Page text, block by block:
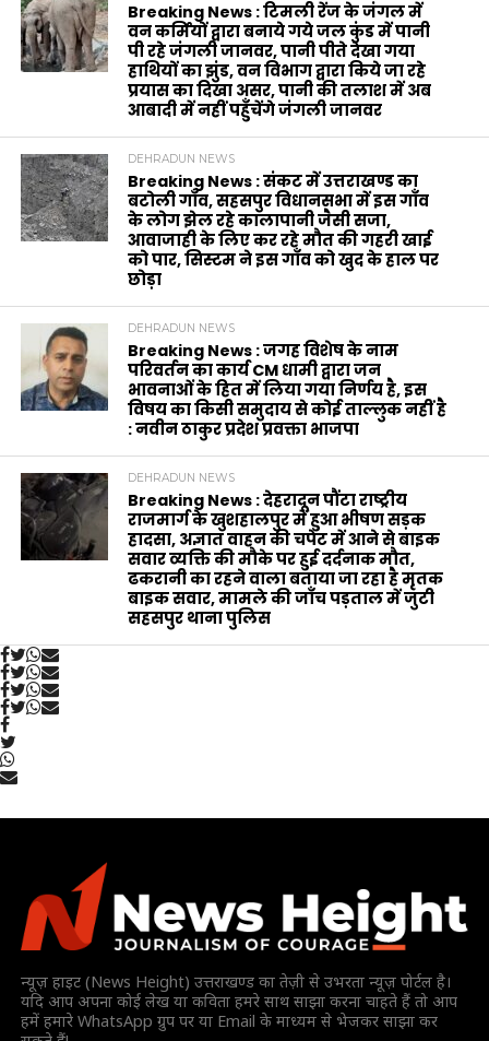
Breaking News : टिमली रेंज के जंगल में
वन कर्मियों द्वारा बनाये गये जल कुंड में पानी
पी रहे जंगली जानवर, पानी पीते देखा गया
हाथियों का झुंड, वन विभाग द्वारा किये जा रहे
प्रयास का दिखा असर, पानी की तलाश में अब
आबादी में नहीं पहुँचेंगे जंगली जानवर
DEHRADUN NEWS
Breaking News : संकट में उत्तराखण्ड का
बटोली गाँव, सहसपुर विधानसभा में इस गाँव
के लोग झेल रहे कालापानी जैसी सजा,
आवाजाही के लिए कर रहे मौत की गहरी खाई
को पार, सिस्टम ने इस गाँव को खुद के हाल पर
छोड़ा
DEHRADUN NEWS
Breaking News : जगह विशेष के नाम
परिवर्तन का कार्य CM धामी द्वारा जन
भावनाओं के हित में लिया गया निर्णय है, इस
विषय का किसी समुदाय से कोई ताल्लुक नहीं है
: नवीन ठाकुर प्रदेश प्रवक्ता भाजपा
DEHRADUN NEWS
Breaking News : देहरादून पौंटा राष्ट्रीय
राजमार्ग के खुशहालपुर में हुआ भीषण सड़क
हादसा, अज्ञात वाहन की चपेट में आने से बाइक
सवार व्यक्ति की मौके पर हुई दर्दनाक मौत,
ढकरानी का रहने वाला बताया जा रहा है मृतक
बाइक सवार, मामले की जाँच पड़ताल में जुटी
सहसपुर थाना पुलिस
न्यूज़ हाइट (News Height) उत्तराखण्ड का तेज़ी से उभरता न्यूज़ पोर्टल है।
यदि आप अपना कोई लेख या कविता हमरे साथ साझा करना चाहते हैं तो आप
हमें हमारे WhatsApp ग्रुप पर या Email के माध्यम से भेजकर साझा कर